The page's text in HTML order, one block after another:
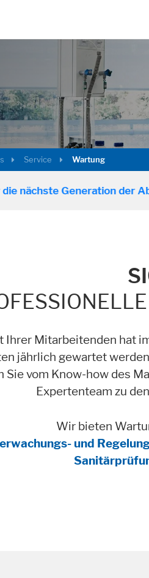
Service Wartung
Generation der
Ihrer Mitarbeitenden hat
jährlich gewartet
Sie vom Know-how des
Expertenteam zu
Wir bieten
und
Inhalte
welche externe Inhalte auf